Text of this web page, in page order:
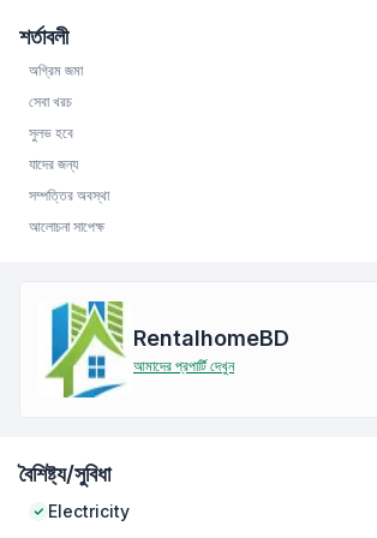
শর্তাবলী
অগ্রিম জমা
সেবা খরচ
সুলভ হবে
যাদের জন্য
সম্পত্তির অবস্থা
আলোচনা সাপেক্ষ
RentalhomeBD
আমাদের প্রপার্টি দেখুন
বৈশিষ্ট্য/সুবিধা
Electricity